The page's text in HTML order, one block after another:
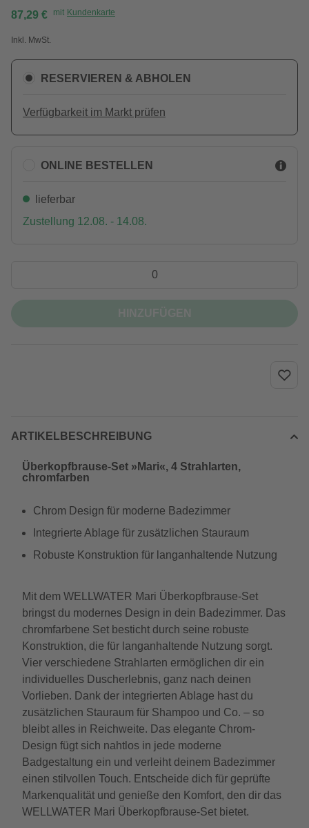
87,29 € mit Kundenkarte
Inkl. MwSt.
RESERVIEREN & ABHOLEN
Verfügbarkeit im Markt prüfen
ONLINE BESTELLEN
lieferbar
Zustellung 12.08. - 14.08.
ARTIKELBESCHREIBUNG
Überkopfbrause-Set »Mari«, 4 Strahlarten,
chromfarben
Chrom Design für moderne Badezimmer
Integrierte Ablage für zusätzlichen Stauraum
Robuste Konstruktion für langanhaltende Nutzung
Mit dem WELLWATER Mari Überkopfbrause-Set
bringst du modernes Design in dein Badezimmer. Das
chromfarbene Set besticht durch seine robuste
Konstruktion, die für langanhaltende Nutzung sorgt.
Vier verschiedene Strahlarten ermöglichen dir ein
individuelles Duscherlebnis, ganz nach deinen
Vorlieben. Dank der integrierten Ablage hast du
zusätzlichen Stauraum für Shampoo und Co. – so
bleibt alles in Reichweite. Das elegante Chrom-
Design fügt sich nahtlos in jede moderne
Badgestaltung ein und verleiht deinem Badezimmer
einen stilvollen Touch. Entscheide dich für geprüfte
Markenqualität und genieße den Komfort, den dir das
WELLWATER Mari Überkopfbrause-Set bietet.